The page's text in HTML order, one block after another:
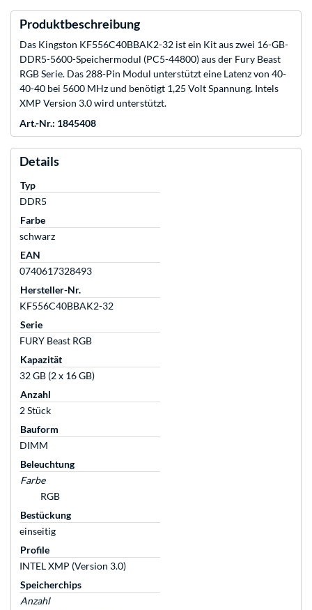
Produktbeschreibung
Das Kingston KF556C40BBAK2-32 ist ein Kit aus zwei 16-GB-
DDR5-5600-Speichermodul (PC5-44800) aus der Fury Beast
RGB Serie. Das 288-Pin Modul unterstützt eine Latenz von 40-
40-40 bei 5600 MHz und benötigt 1,25 Volt Spannung. Intels
XMP Version 3.0 wird unterstützt.
Art.-Nr.: 1845408
Details
Typ
DDR5
Farbe
schwarz
EAN
0740617328493
Hersteller-Nr.
KF556C40BBAK2-32
Serie
FURY Beast RGB
Kapazität
32 GB (2 x 16 GB)
Anzahl
2 Stück
Bauform
DIMM
Beleuchtung
Farbe
RGB
Bestückung
einseitig
Profile
INTEL XMP (Version 3.0)
Speicherchips
Anzahl